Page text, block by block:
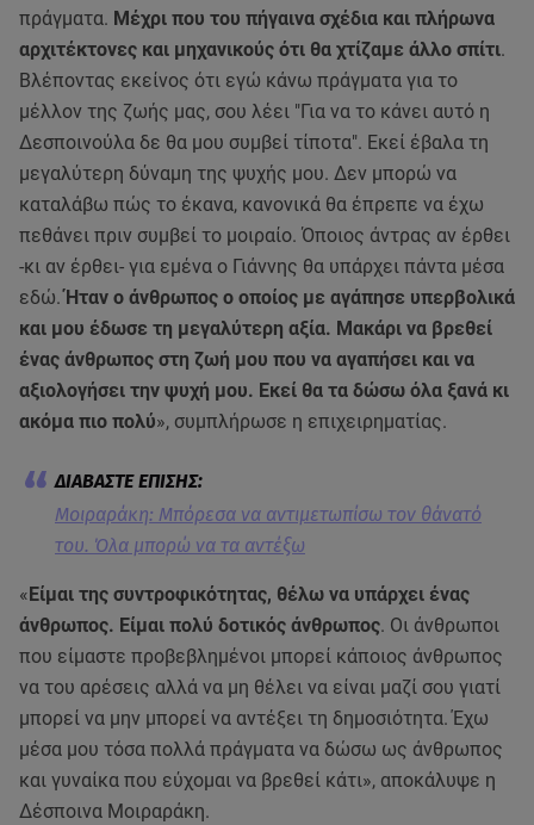
πράγματα. Μέχρι που του πήγαινα σχέδια και πλήρωνα
αρχιτέκτονες και μηχανικούς ότι θα χτίζαμε άλλο σπίτι.
Βλέποντας εκείνος ότι εγώ κάνω πράγματα για το
μέλλον της ζωής μας, σου λέει "Για να το κάνει αυτό η
Δεσποινούλα δε θα μου συμβεί τίποτα". Εκεί έβαλα τη
μεγαλύτερη δύναμη της ψυχής μου. Δεν μπορώ να
καταλάβω πώς το έκανα, κανονικά θα έπρεπε να έχω
πεθάνει πριν συμβεί το μοιραίο. Όποιος άντρας αν έρθει
-κι αν έρθει- για εμένα ο Γιάννης θα υπάρχει πάντα μέσα
εδώ.Ήταν ο άνθρωπος ο οποίος με αγάπησε υπερβολικά
και μου έδωσε τη μεγαλύτερη αξία. Μακάρι να βρεθεί
ένας άνθρωπος στη ζωή μου που να αγαπήσει και να
αξιολογήσει την ψυχή μου. Εκεί θα τα δώσω όλα ξανά κι
ακόμα πιο πολύ», συμπλήρωσε η επιχειρηματίας.
Μοιραράκη: Μπόρεσα να αντιμετωπίσω τον θάνατό
του. Όλα μπορώ να τα αντέξω
«Είμαι της συντροφικότητας, θέλω να υπάρχει ένας
άνθρωπος. Είμαι πολύ δοτικός άνθρωπος. Οι άνθρωποι
που είμαστε προβεβλημένοι μπορεί κάποιος άνθρωπος
να του αρέσεις αλλά να μη θέλει να είναι μαζί σου γιατί
μπορεί να μην μπορεί να αντέξει τη δημοσιότητα. Έχω
μέσα μου τόσα πολλά πράγματα να δώσω ως άνθρωπος
και γυναίκα που εύχομαι να βρεθεί κάτι», αποκάλυψε η
Δέσποινα Μοιραράκη.